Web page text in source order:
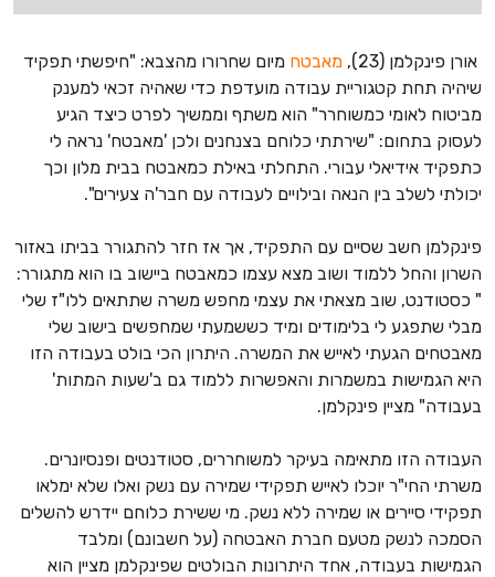
אורן פינקלמן (23), מאבטח מיום שחרורו מהצבא: "חיפשתי תפקיד
שיהיה תחת קטגוריית עבודה מועדפת כדי שאהיה זכאי למענק
מביטוח לאומי כמשוחרר" הוא משתף וממשיך לפרט כיצד הגיע
לעסוק בתחום: "שירתתי כלוחם בצנחנים ולכן 'מאבטח' נראה לי
כתפקיד אידיאלי עבורי. התחלתי באילת כמאבטח בבית מלון וכך
יכולתי לשלב בין הנאה ובילויים לעבודה עם חבר'ה צעירים".
פינקלמן חשב שסיים עם התפקיד, אך אז חזר להתגורר בביתו באזור
השרון והחל ללמוד ושוב מצא עצמו כמאבטח ביישוב בו הוא מתגורר:
" כסטודנט, שוב מצאתי את עצמי מחפש משרה שתתאים ללו"ז שלי
מבלי שתפגע לי בלימודים ומיד כששמעתי שמחפשים בישוב שלי
מאבטחים הגעתי לאייש את המשרה. היתרון הכי בולט בעבודה הזו
היא הגמישות במשמרות והאפשרות ללמוד גם ב'שעות המתות'
בעבודה" מציין פינקלמן.
העבודה הזו מתאימה בעיקר למשוחררים, סטודנטים ופנסיונרים.
משרתי החי"ר יוכלו לאייש תפקידי שמירה עם נשק ואלו שלא ימלאו
תפקידי סיירים או שמירה ללא נשק. מי ששירת כלוחם יידרש להשלים
הסמכה לנשק מטעם חברת האבטחה (על חשבונם) ומלבד
הגמישות בעבודה, אחד היתרונות הבולטים שפינקלמן מציין הוא